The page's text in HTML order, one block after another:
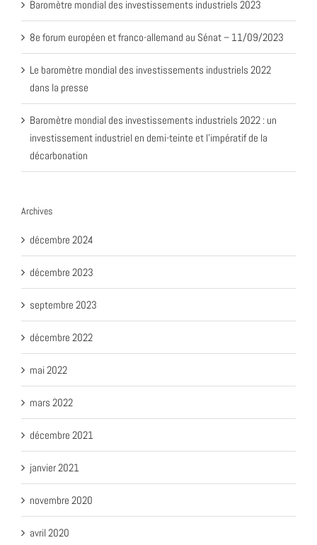
Baromètre mondial des investissements industriels 2023
8e forum européen et franco-allemand au Sénat – 11/09/2023
Le baromètre mondial des investissements industriels 2022
dans la presse
Baromètre mondial des investissements industriels 2022 : un
investissement industriel en demi-teinte et l’impératif de la
décarbonation
Archives
décembre 2024
décembre 2023
septembre 2023
décembre 2022
mai 2022
mars 2022
décembre 2021
janvier 2021
novembre 2020
avril 2020